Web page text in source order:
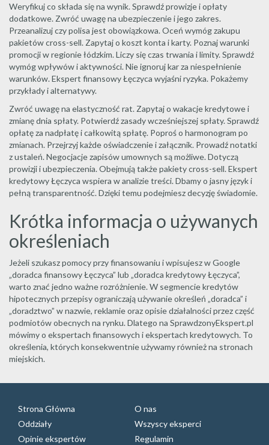
Weryfikuj co składa się na wynik. Sprawdź prowizje i opłaty
dodatkowe. Zwróć uwagę na ubezpieczenie i jego zakres.
Przeanalizuj czy polisa jest obowiązkowa. Oceń wymóg zakupu
pakietów cross-sell. Zapytaj o koszt konta i karty. Poznaj warunki
promocji w regionie łódzkim. Liczy się czas trwania i limity. Sprawdź
wymóg wpływów i aktywności. Nie ignoruj kar za niespełnienie
warunków. Ekspert finansowy Łęczyca wyjaśni ryzyka. Pokażemy
przykłady i alternatywy.
Zwróć uwagę na elastyczność rat. Zapytaj o wakacje kredytowe i
zmianę dnia spłaty. Potwierdź zasady wcześniejszej spłaty. Sprawdź
opłatę za nadpłatę i całkowitą spłatę. Poproś o harmonogram po
zmianach. Przejrzyj każde oświadczenie i załącznik. Prowadź notatki
z ustaleń. Negocjacje zapisów umownych są możliwe. Dotyczą
prowizji i ubezpieczenia. Obejmują także pakiety cross-sell. Ekspert
kredytowy Łęczyca wspiera w analizie treści. Dbamy o jasny język i
pełną transparentność. Dzięki temu podejmiesz decyzję świadomie.
Krótka informacja o używanych
określeniach
Jeżeli szukasz pomocy przy finansowaniu i wpisujesz w Google
„doradca finansowy Łęczyca” lub „doradca kredytowy Łęczyca”,
warto znać jedno ważne rozróżnienie. W segmencie kredytów
hipotecznych przepisy ograniczają używanie określeń „doradca” i
„doradztwo” w nazwie, reklamie oraz opisie działalności przez część
podmiotów obecnych na rynku. Dlatego na SprawdzonyEkspert.pl
mówimy o ekspertach finansowych i ekspertach kredytowych. To
określenia, których konsekwentnie używamy również na stronach
miejskich.
Strona Główna
O nas
Oddziały
Wszyscy eksperci
Opinie ekspertów
Regulamin